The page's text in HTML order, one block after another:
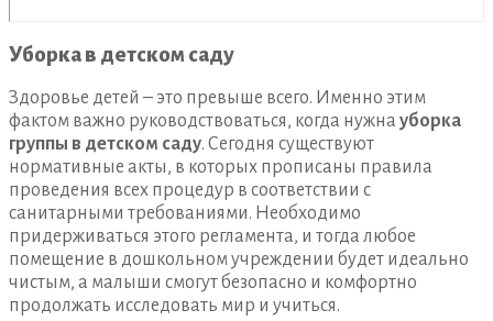
Уборка в детском саду
Здоровье детей – это превыше всего. Именно этим
фактом важно руководствоваться, когда нужна уборка
группы в детском саду. Сегодня существуют
нормативные акты, в которых прописаны правила
проведения всех процедур в соответствии с
санитарными требованиями. Необходимо
придерживаться этого регламента, и тогда любое
помещение в дошкольном учреждении будет идеально
чистым, а малыши смогут безопасно и комфортно
продолжать исследовать мир и учиться.